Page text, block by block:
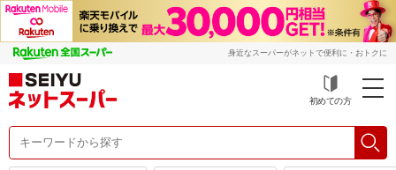
身近なスーパーがネットで便利に・おトクに
初めての方